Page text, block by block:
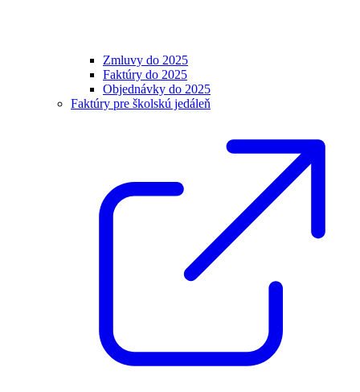
Zmluvy do 2025
Faktúry do 2025
Objednávky do 2025
Faktúry pre školskú jedáleň